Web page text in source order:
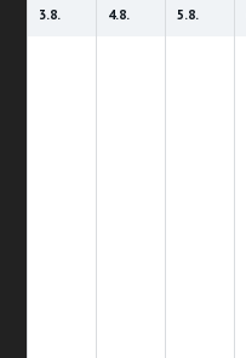
3.8.
4.8.
5.8.